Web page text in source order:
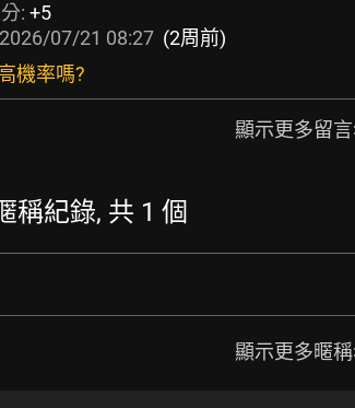
: +5
2026/07/21 08:27 (2周前)
機率嗎?
顯示更多留言
稱紀錄, 共 1 個
顯示更多暱稱